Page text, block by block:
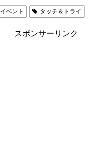
イベント タッチ＆トライ
スポンサーリンク